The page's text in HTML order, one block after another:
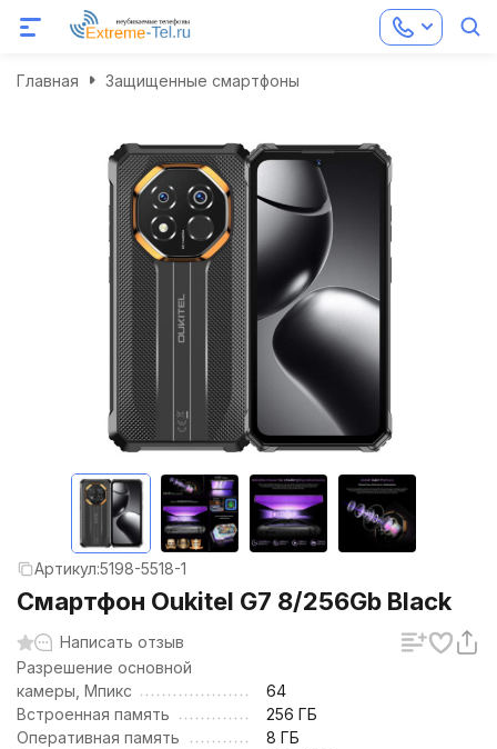
Главная Защищенные смартфоны
Артикул:5198-5518-1
Смартфон Oukitel G7 8/256Gb Black
Написать отзыв
Разрешение основной
камеры, Мпикс
64
Встроенная память
256 ГБ
Оперативная память
8 ГБ